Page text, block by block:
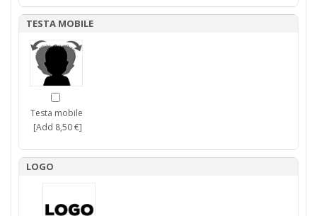
TESTA MOBILE
Testa mobile
[Add 8,50 €]
LOGO